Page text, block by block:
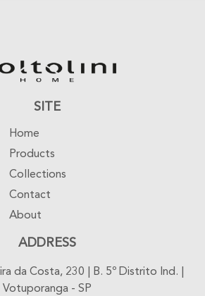
SITE
Home
Products
Collections
Contact
About
ADDRESS
da Costa, 230 | B. 5º Distrito Ind. |
Votuporanga - SP